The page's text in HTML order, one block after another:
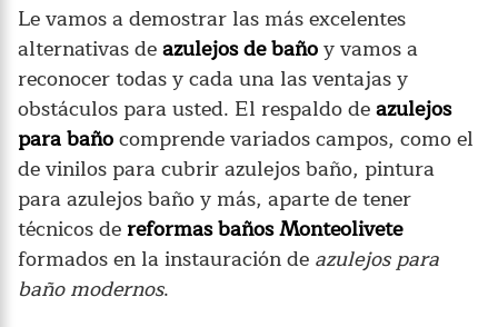
Le vamos a demostrar las más excelentes
alternativas deazulejos de bañoy vamos a
reconocer todas y cada una las ventajas y
obstáculos para usted. El respaldo deazulejos
para bañocomprende variados campos, como el
de vinilos para cubrir azulejos baño, pintura
para azulejos baño y más, aparte de tener
técnicos dereformas baños Monteolivete
formados en la instauración de azulejos para
baño modernos.